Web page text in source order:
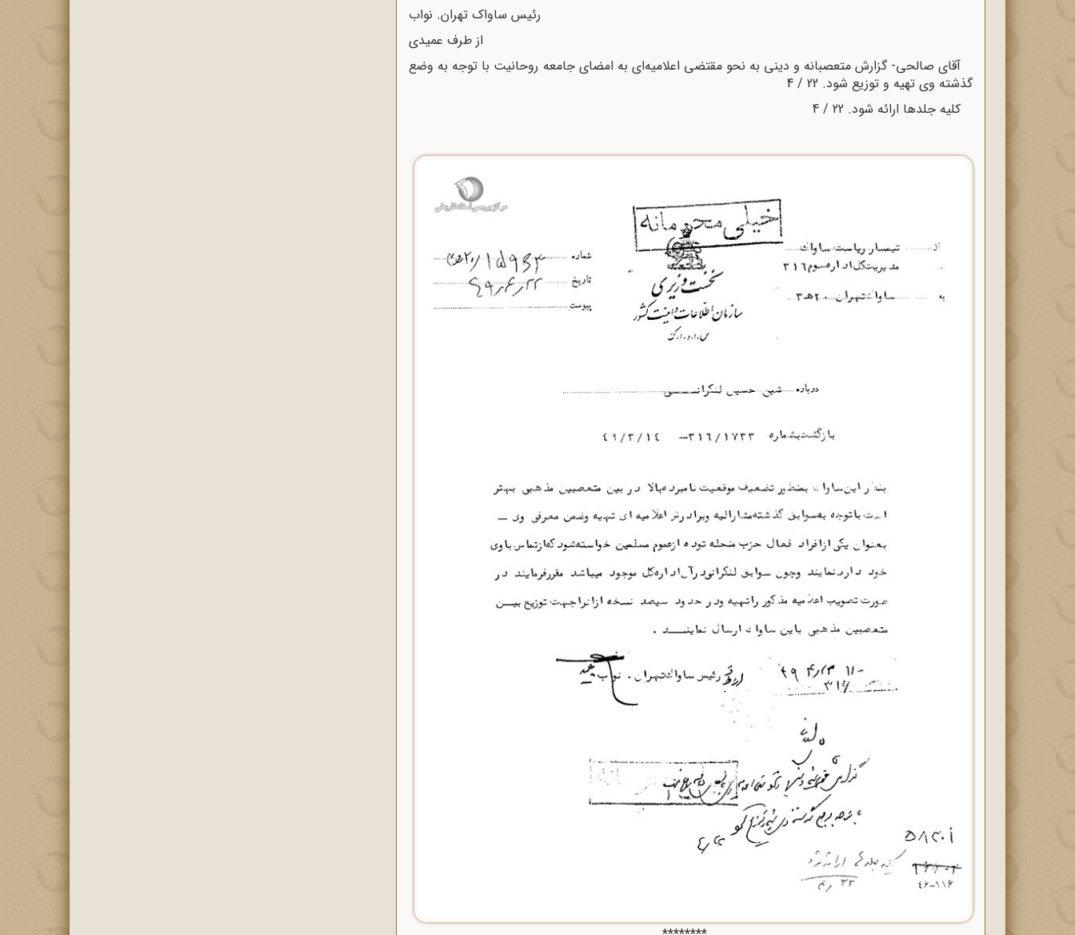
رئیس ساواک تهران. نواب
از طرف عمیدی
آقای صالحی- گزارش متعصبانه و دینی به نحو مقتضی اعلامیه‌ای به امضای جامعه روحانیت با توجه به وضع
گذشته وی تهیه و توزیع شود. 22 / 4
کلیه جلدها ارائه شود. 22 /
4